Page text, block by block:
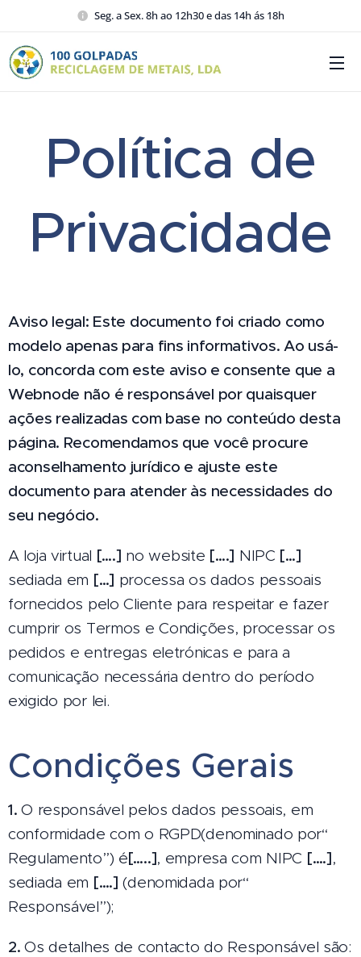
Seg. a Sex. 8h ao 12h30 e das 14h ás 18h
Política de
Privacidade
Aviso legal: Este documento foi criado como
modelo apenas para fins informativos. Ao usá-
lo, concorda com este aviso e consente que a
Webnode não é responsável por quaisquer
ações realizadas com base no conteúdo desta
página. Recomendamos que você procure
aconselhamento jurídico e ajuste este
documento para atender às necessidades do
seu negócio.
A loja virtual [….] no website [….] NIPC […]
sediada em […] processa os dados pessoais
fornecidos pelo Cliente para respeitar e fazer
cumprir os Termos e Condições, processar os
pedidos e entregas eletrónicas e para a
comunicação necessária dentro do período
exigido por lei.
Condições Gerais
1.O responsável pelos dados pessoais, em
conformidade com o RGPD(denominado por“
Regulamento”) é[…..], empresa com NIPC [….],
sediada em [….] (denomidada por“
Responsável”);
2.Os detalhes de contacto do Responsável são: